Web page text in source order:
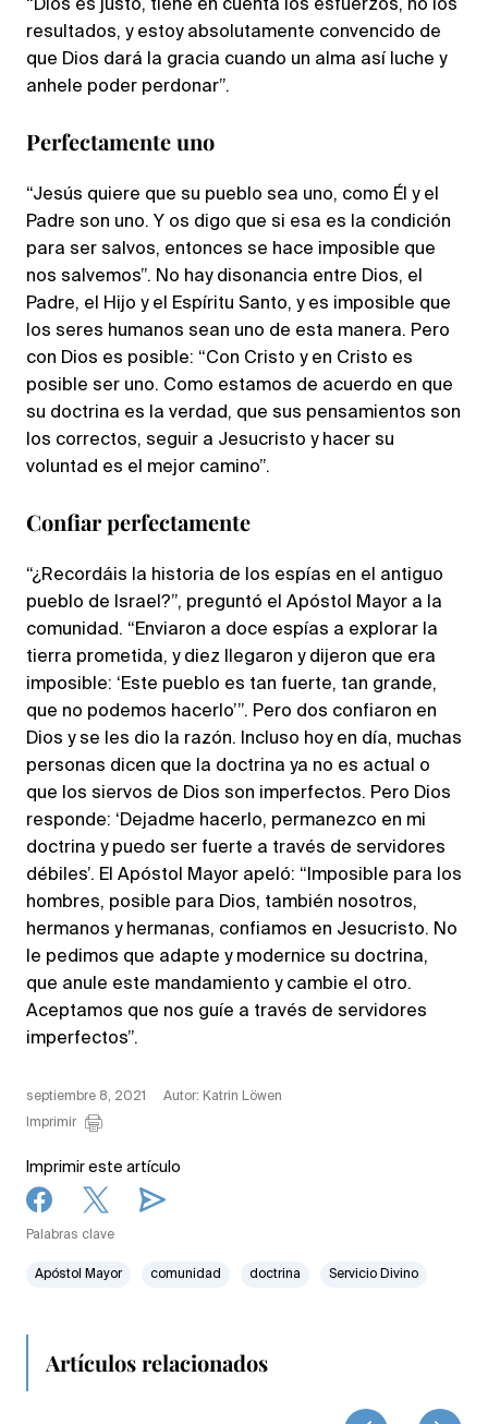
“Dios es justo, tiene en cuenta los esfuerzos, no los
resultados, y estoy absolutamente convencido de
que Dios dará la gracia cuando un alma así luche y
anhele poder perdonar”.
Perfectamente uno
“Jesús quiere que su pueblo sea uno, como Él y el
Padre son uno. Y os digo que si esa es la condición
para ser salvos, entonces se hace imposible que
nos salvemos”. No hay disonancia entre Dios, el
Padre, el Hijo y el Espíritu Santo, y es imposible que
los seres humanos sean uno de esta manera. Pero
con Dios es posible: “Con Cristo y en Cristo es
posible ser uno. Como estamos de acuerdo en que
su doctrina es la verdad, que sus pensamientos son
los correctos, seguir a Jesucristo y hacer su
voluntad es el mejor camino”.
Confiar perfectamente
“¿Recordáis la historia de los espías en el antiguo
pueblo de Israel?”, preguntó el Apóstol Mayor a la
comunidad. “Enviaron a doce espías a explorar la
tierra prometida, y diez llegaron y dijeron que era
imposible: ‘Este pueblo es tan fuerte, tan grande,
que no podemos hacerlo’”. Pero dos confiaron en
Dios y se les dio la razón. Incluso hoy en día, muchas
personas dicen que la doctrina ya no es actual o
que los siervos de Dios son imperfectos. Pero Dios
responde: ‘Dejadme hacerlo, permanezco en mi
doctrina y puedo ser fuerte a través de servidores
débiles’. El Apóstol Mayor apeló: “Imposible para los
hombres, posible para Dios, también nosotros,
hermanos y hermanas, confiamos en Jesucristo. No
le pedimos que adapte y modernice su doctrina,
que anule este mandamiento y cambie el otro.
Aceptamos que nos guíe a través de servidores
imperfectos”.
septiembre 8, 2021
Autor: Katrin Löwen
Imprimir
Imprimir este artículo
Palabras clave
Apóstol Mayor comunidad doctrina Servicio Divino
Artículos relacionados